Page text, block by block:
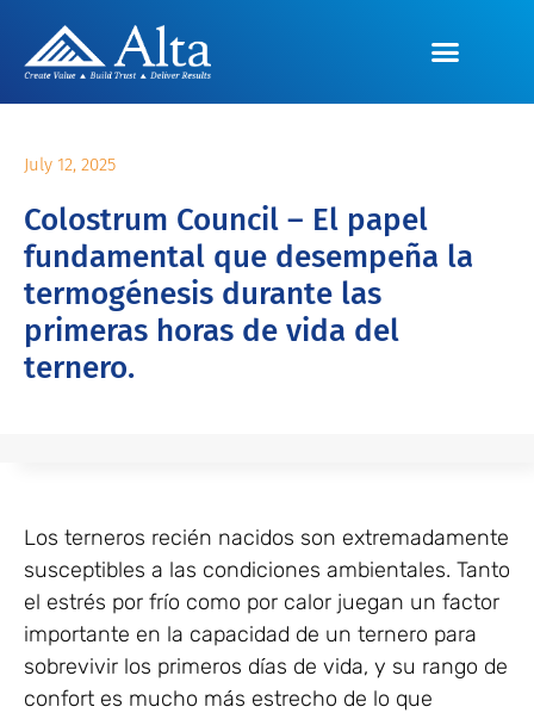
July 12, 2025
Colostrum Council – El papel
fundamental que desempeña la
termogénesis durante las
primeras horas de vida del
ternero.
Los terneros recién nacidos son extremadamente
susceptibles a las condiciones ambientales. Tanto
el estrés por frío como por calor juegan un factor
importante en la capacidad de un ternero para
sobrevivir los primeros días de vida, y su rango de
confort es mucho más estrecho de lo que